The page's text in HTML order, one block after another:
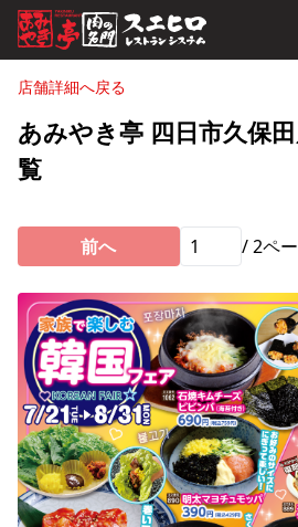
店舗詳細へ戻る
あみやき亭 四日市久保
覧
前へ /2ペ